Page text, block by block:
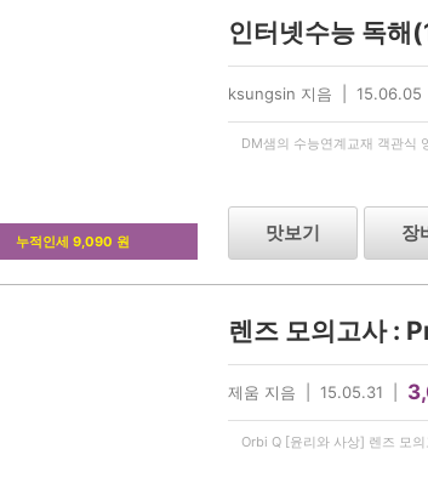
누적인세 9,090 원
인터넷수능 독해
ksungsin 지음 |
DM샘의 수능연계교재 객관식
맛보기 장
렌즈 모의고사 :
제움 지음 | 15.05.31 |
Orbi Q [윤리와 사상] 렌즈 모